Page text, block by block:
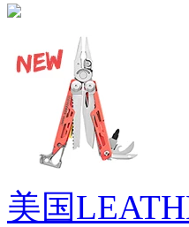
美国